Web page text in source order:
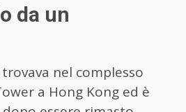
da un
nel complesso
a Hong Kong ed è